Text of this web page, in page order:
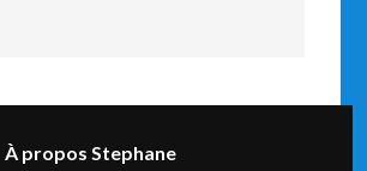
À proposStephane